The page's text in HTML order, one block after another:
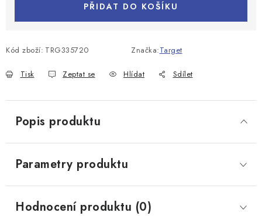
PŘIDAT DO KOŠÍKU
Kód zboží: TRG335720 Značka:Target
Tisk Zeptat se Hlídat Sdílet
Popis produktu
Parametry produktu
Hodnocení produktu (0)